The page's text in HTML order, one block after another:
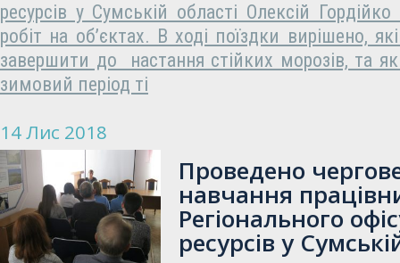
ресурсів у Сумській області Олексій Гордійко
робіт на об’єктах. В ході поїздки вирішено,
завершити до настання стійких морозів, та
зимовий період ті
14 Лис 2018
Проведено
навчання
Регіонального
ресурсів у